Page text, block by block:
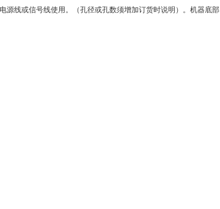
线或信号线使用。（孔径或孔数须增加订货时说明）。机器底部